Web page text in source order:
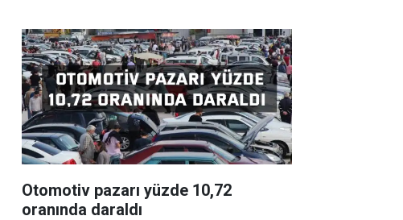
Otomotiv pazarı yüzde 10,72
oranında daraldı